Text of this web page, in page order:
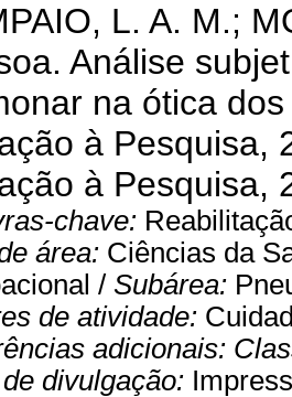
L. A. M.;
Análise
na ótica
à Pesquisa,
à Pesquisa,
chave:
área: Ciências da
/ Subárea:
de atividade:
adicionais:
divulgação: